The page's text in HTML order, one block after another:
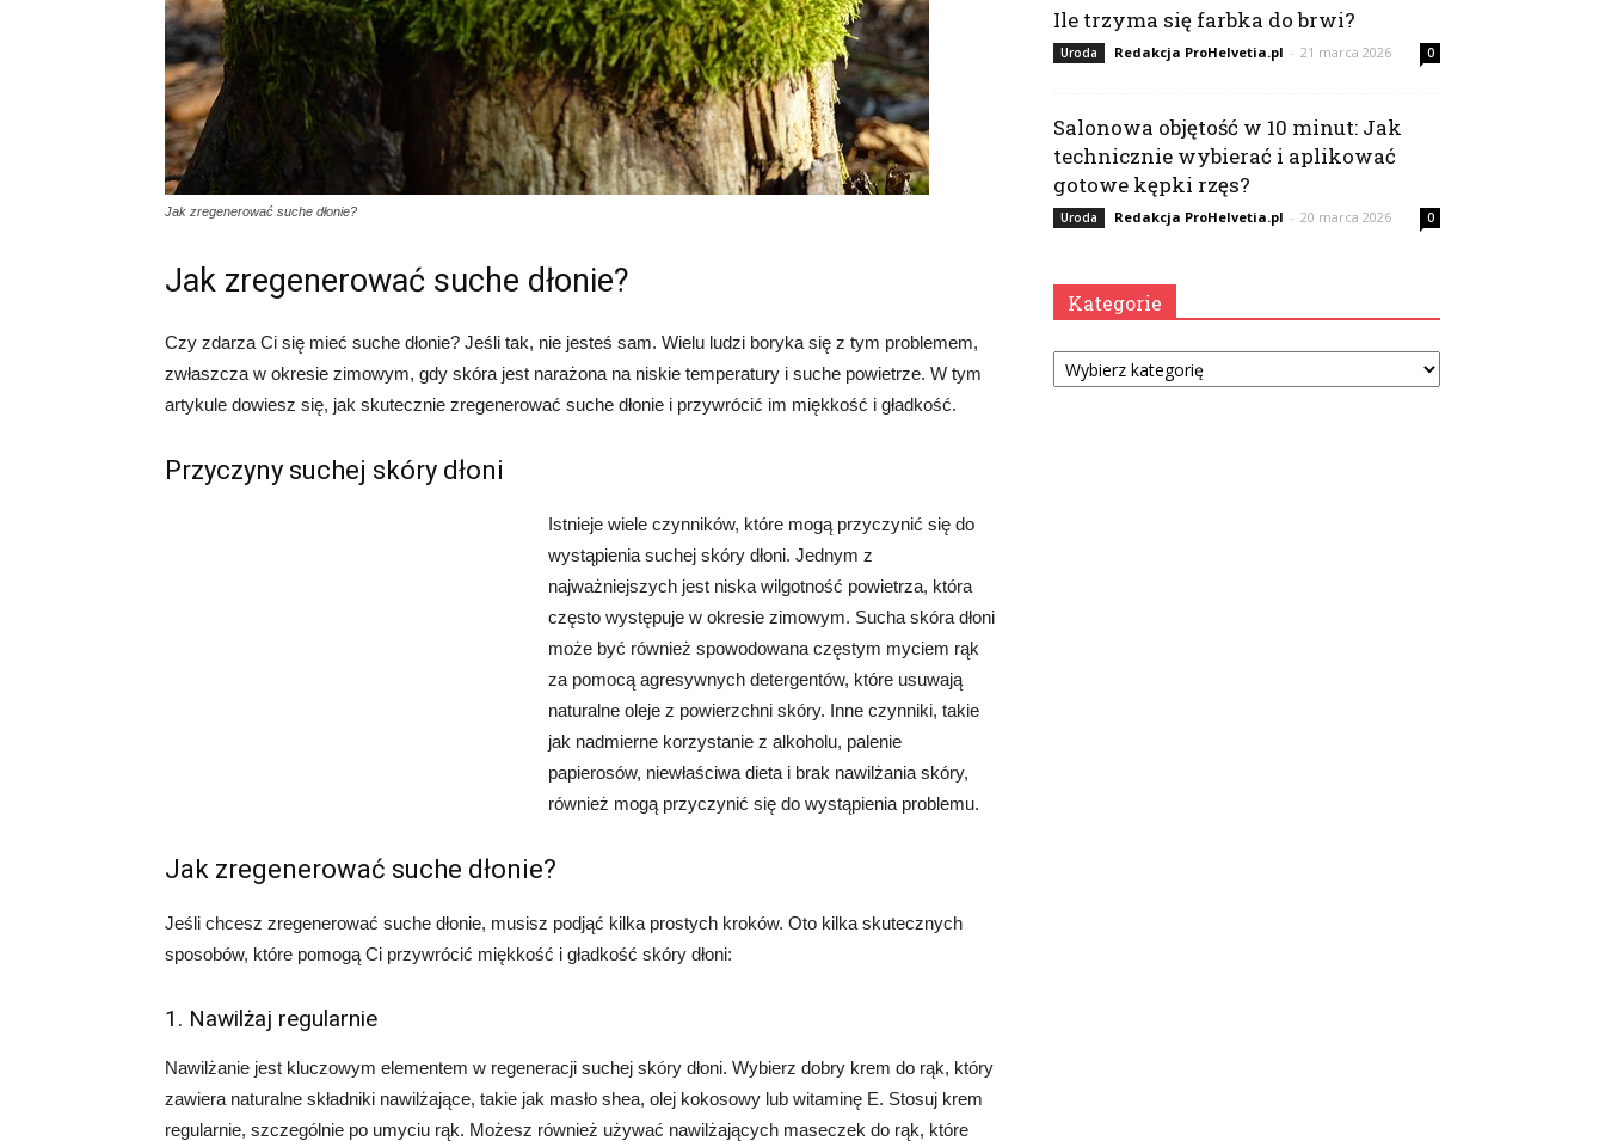
Jak zregenerować suche dłonie?
Jak zregenerować suche dłonie?
Czy zdarza Ci się mieć suche dłonie? Jeśli tak, nie jesteś sam. Wielu ludzi boryka się z tym problemem,
zwłaszcza w okresie zimowym, gdy skóra jest narażona na niskie temperatury i suche powietrze. W tym
artykule dowiesz się, jak skutecznie zregenerować suche dłonie i przywrócić im miękkość i gładkość.
Przyczyny suchej skóry dłoni
Istnieje wiele czynników, które mogą przyczynić się do
wystąpienia suchej skóry dłoni. Jednym z
najważniejszych jest niska wilgotność powietrza, która
często występuje w okresie zimowym. Sucha skóra dłoni
może być również spowodowana częstym myciem rąk
za pomocą agresywnych detergentów, które usuwają
naturalne oleje z powierzchni skóry. Inne czynniki, takie
jak nadmierne korzystanie z alkoholu, palenie
papierosów, niewłaściwa dieta i brak nawilżania skóry,
również mogą przyczynić się do wystąpienia problemu.
Jak zregenerować suche dłonie?
Jeśli chcesz zregenerować suche dłonie, musisz podjąć kilka prostych kroków. Oto kilka skutecznych
sposobów, które pomogą Ci przywrócić miękkość i gładkość skóry dłoni:
1. Nawilżaj regularnie
Nawilżanie jest kluczowym elementem w regeneracji suchej skóry dłoni. Wybierz dobry krem do rąk, który
zawiera naturalne składniki nawilżające, takie jak masło shea, olej kokosowy lub witaminę E. Stosuj krem
regularnie, szczególnie po umyciu rąk. Możesz również używać nawilżających maseczek do rąk, które
Ile trzyma się farbka do brwi?
Uroda Redakcja ProHelvetia.pl - 21 marca 2026 0
Salonowa objętość w 10 minut: Jak
technicznie wybierać i aplikować
gotowe kępki rzęs?
Uroda Redakcja ProHelvetia.pl - 20 marca 2026 0
Kategorie
Kategorie